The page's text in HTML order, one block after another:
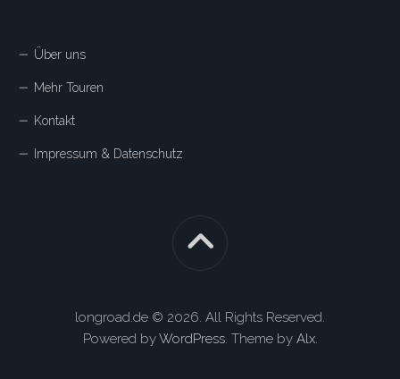
Über uns
Mehr Touren
Kontakt
Impressum & Datenschutz
longroad.de © 2026. All Rights Reserved.
Powered byWordPress. Theme by Alx.